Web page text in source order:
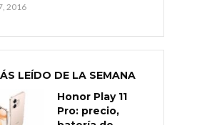
2016
LEÍDO DE LA SEMANA
Honor Play 11
Pro: precio,